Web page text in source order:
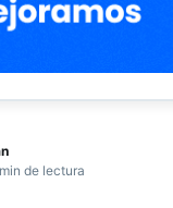
de lectura